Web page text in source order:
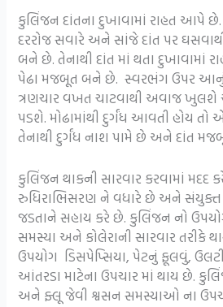
કુલિંજન દાંતના દુખાવામાં રાહત આપે
દરરોજ સવારે અને સાંજે દાંત પર
બને છે. તેનાથી દાંત માં થતા દુખાવામાં
પેઢા મજબૂત બને છે. સ્વરભંગ ઉપર આનું ૧
ત્રણચાર વખત ચાટવાથી અવાજ ખુલશે
પડશે. મોઢામાંથી દુર્ગંધ આવતી હોય તો
તેનાથી દુર્ગંધ નાશ પામે છે અને દાંત
કુલિંજન થાકની સારવાર કરવામાં મદદ
રુધિરાભિસરણ ને વધારે છે અને
જડતાને સહાય કરે છે. કુલિંજન નો
સમસ્યા અને કોલેરાની સારવાર તરીકે
ઉપયોગ ડિસપેપ્સિયા, પેટનું ફૂલવું,
આંતરડા માટેના ઉપચાર માં થાય છે.
અને ફ્લૂ જેવી શ્વસન સમસ્યાઓ ના